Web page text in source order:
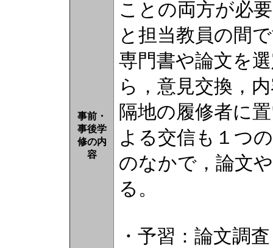
事前・
事後学
修の内
容
ことの両方が必
と担当教員の間
専門書や論文を
ら，意見交換，
隔地の履修者に
よる交信も１つ
のなかで，論文
る。
・予習：論文調